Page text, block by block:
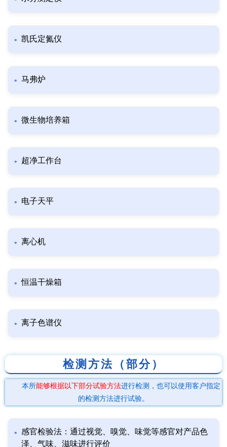
凯氏定氮仪
马弗炉
微生物培养箱
超净工作台
电子天平
离心机
恒温干燥箱
离子色谱仪
检测方法（部分）
本所能够根据以下部分试验方法进行检测，也可以使用客户指定
的检测方法进行试验。
感官检验法：通过视觉、嗅觉、味觉等感官对产品色
泽、气味、滋味进行评价